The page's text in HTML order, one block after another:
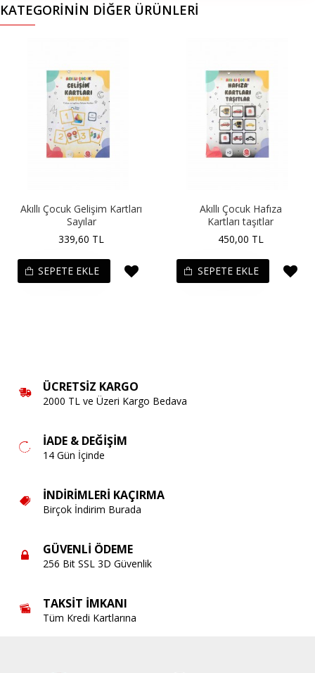
KATEGORININ DIĞER ÜRÜNLERI
Akıllı Çocuk Gelişim Kartları
Sayılar
339,60 TL
SEPETE EKLE
Akıllı Çocuk Hafıza
Kartları taşıtlar
450,00 TL
SEPETE EKLE
ÜCRETSIZ KARGO
2000 TL ve Üzeri Kargo Bedava
İADE & DEĞIŞIM
14 Gün İçinde
İNDIRIMLERI KAÇIRMA
Birçok İndirim Burada
GÜVENLI ÖDEME
256 Bit SSL 3D Güvenlik
TAKSIT İMKANI
Tüm Kredi Kartlarına